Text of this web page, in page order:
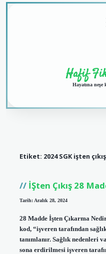
Hafif
Hayatına
Etiket: 2024 SGK işten
İŞten Çıkış 28
Tarih: Aralık 28, 2024
28 Madde İşten Çıkarma
kod, “işveren tarafından
tanımlanır. Sağlık nedenleri
sona erdirilmesi işveren